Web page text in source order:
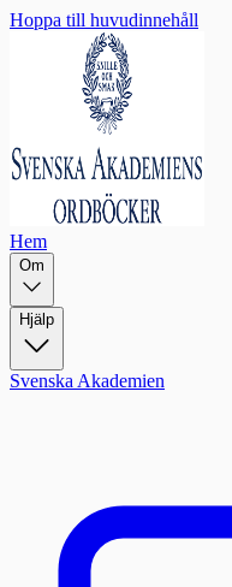
Hoppa till huvudinnehåll
Hem
Om
Hjälp
Svenska Akademien